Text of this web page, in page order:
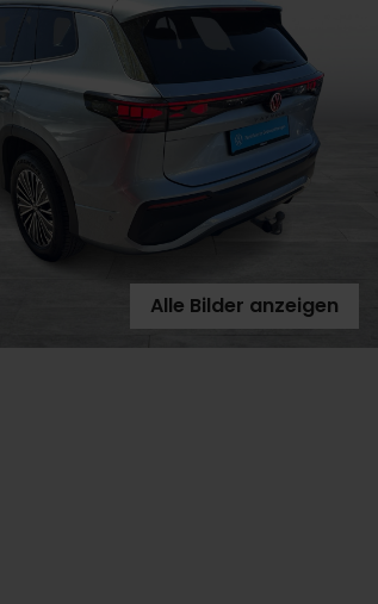
Alle Bilder anzeigen